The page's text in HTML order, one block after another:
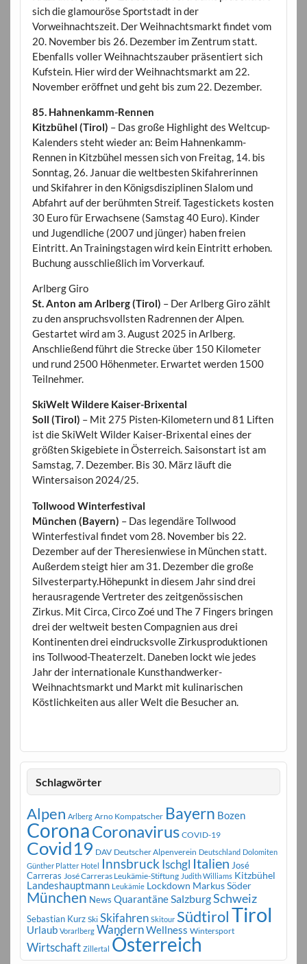
sich die glamouröse Sportstadt in der
Vorweihnachtszeit. Der Weihnachtsmarkt findet vom
20. November bis 26. Dezember im Zentrum statt.
Ebenfalls voller Weihnachtszauber präsentiert sich
Kufstein. Hier wird der Weihnachtsmarkt am 22.
November eröffnet und geht bis zum 22. Dezember.
85. Hahnenkamm-Rennen
Kitzbühel (Tirol) – Das große Highlight des Weltcup-
Kalenders steht wieder an: Beim Hahnenkamm-
Rennen in Kitzbühel messen sich von Freitag, 14. bis
Sonntag, 26. Januar die weltbesten Skifahrerinnen
und Skifahrer in den Königsdisziplinen Slalom und
Abfahrt auf der berühmten Streif. Tagestickets kosten
30 Euro für Erwachsene (Samstag 40 Euro). Kinder
und Jugendliche (2007 und jünger) haben freien
Eintritt. An Trainingstagen wird kein Eintritt erhoben.
Buchung ausschließlich im Vorverkauf.
Arlberg Giro
St. Anton am Arlberg (Tirol) – Der Arlberg Giro zählt
zu den anspruchsvollsten Radrennen der Alpen.
Gestartet wird am 3. August 2025 in Arlberg.
Anschließend führt die Strecke über 150 Kilometer
und rund 2500 Höhenmeter. Erwartet werden 1500
Teilnehmer.
SkiWelt Wildere Kaiser-Brixental
Soll (Tirol) – Mit 275 Pisten-Kilometern und 81 Liften
ist die SkiWelt Wilder Kaiser-Brixental eines der
größten Skigebiete in Österreich. Saisonstart ist am
Samstag, 7. Dezember. Bis 30. März läuft die
Wintersaison 2024/25.
Tollwood Winterfestival
München (Bayern) – Das legendäre Tollwood
Winterfestival findet vom 28. November bis 22.
Dezember auf der Theresienwiese in München statt.
Außerdem steigt hier am 31. Dezember die große
Silvesterparty.Höhepunkt in diesem Jahr sind drei
herausragende Vertreter des zeitgenössischen
Zirkus. Mit Circa, Circo Zoé und The 7 Fingers bringen
drei der weltweit besten Compagnien aus drei
Kontinenten drei eindrucksvolle Zirkusproduktionen
ins Tollwood-Theaterzelt. Daneben lockt wie jedes
Jahr der internationale Kunsthandwerker-
Weihnachtsmarkt und Markt mit kulinarischen
Köstlichkeiten aus aller Welt die Besucher an.
Schlagwörter
Alpen Arlberg Arno Kompatscher Bayern Bozen
CoronaCoronavirus COVID-19
Covid19 DAV Deutscher Alpenverein Deutschland Dolomiten
Günther Platter Hotel Innsbruck Ischgl Italien José
Carreras José Carreras Leukämie-Stiftung Judith Williams Kitzbühel
Landeshauptmann Leukämie Lockdown Markus Söder
München News QuarantäneSalzburgSchweiz
Sebastian Kurz Ski Skifahren Skitour SüdtirolTirol
Urlaub Vorarlberg WandernWellness Wintersport
Wirtschaft Zillertal Österreich